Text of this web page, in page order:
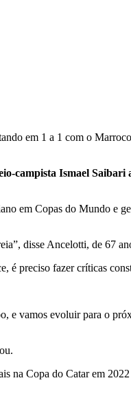
em 1 a 1 com o
campista Ismael
em Copas do Mundo e
disse Ancelotti, de 67
preciso fazer críticas
e vamos evoluir para o
na Copa do Catar em